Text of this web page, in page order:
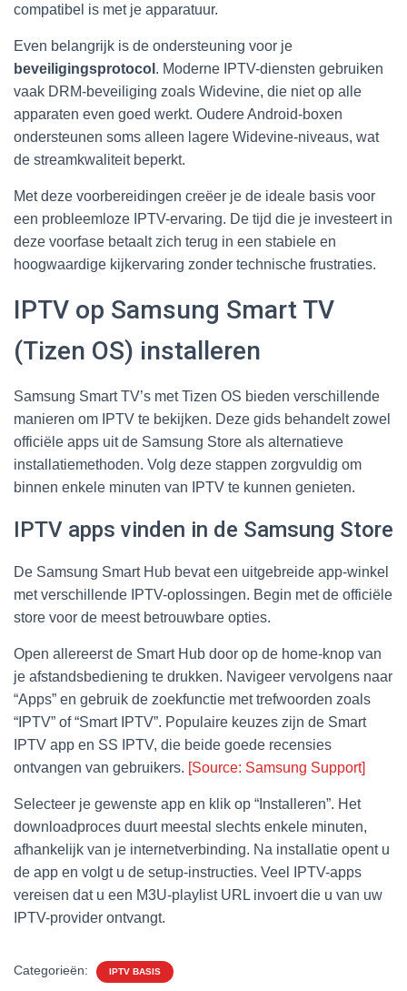
compatibel is met je apparatuur.
Even belangrijk is de ondersteuning voor je
beveiligingsprotocol . Moderne IPTV-diensten gebruiken
vaak DRM-beveiliging zoals Widevine, die niet op alle
apparaten even goed werkt. Oudere Android-boxen
ondersteunen soms alleen lagere Widevine-niveaus, wat
de streamkwaliteit beperkt.
Met deze voorbereidingen creëer je de ideale basis voor
een probleemloze IPTV-ervaring. De tijd die je investeert in
deze voorfase betaalt zich terug in een stabiele en
hoogwaardige kijkervaring zonder technische frustraties.
IPTV op Samsung Smart TV
(Tizen OS) installeren
Samsung Smart TV’s met Tizen OS bieden verschillende
manieren om IPTV te bekijken. Deze gids behandelt zowel
officiële apps uit de Samsung Store als alternatieve
installatiemethoden. Volg deze stappen zorgvuldig om
binnen enkele minuten van IPTV te kunnen genieten.
IPTV apps vinden in de Samsung Store
De Samsung Smart Hub bevat een uitgebreide app-winkel
met verschillende IPTV-oplossingen. Begin met de officiële
store voor de meest betrouwbare opties.
Open allereerst de Smart Hub door op de home-knop van
je afstandsbediening te drukken. Navigeer vervolgens naar
“Apps” en gebruik de zoekfunctie met trefwoorden zoals
“IPTV” of “Smart IPTV”. Populaire keuzes zijn de Smart
IPTV app en SS IPTV, die beide goede recensies
ontvangen van gebruikers. [Source: Samsung Support]
Selecteer je gewenste app en klik op “Installeren”. Het
downloadproces duurt meestal slechts enkele minuten,
afhankelijk van je internetverbinding. Na installatie opent u
de app en volgt u de setup-instructies. Veel IPTV-apps
vereisen dat u een M3U-playlist URL invoert die u van uw
IPTV-provider ontvangt.
Categorieën: IPTV BASIS